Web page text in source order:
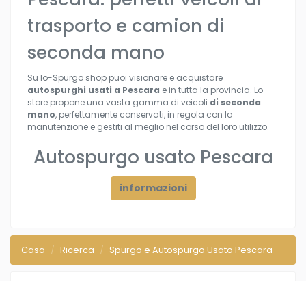
trasporto e camion di
seconda mano
Su Io-Spurgo shop puoi visionare e acquistare
autospurghi usati a Pescara e in tutta la provincia. Lo
store propone una vasta gamma di veicoli di seconda
mano, perfettamente conservati, in regola con la
manutenzione e gestiti al meglio nel corso del loro utilizzo.
Autospurgo usato Pescara
informazioni
Casa Ricerca Spurgo e Autospurgo Usato Pescara